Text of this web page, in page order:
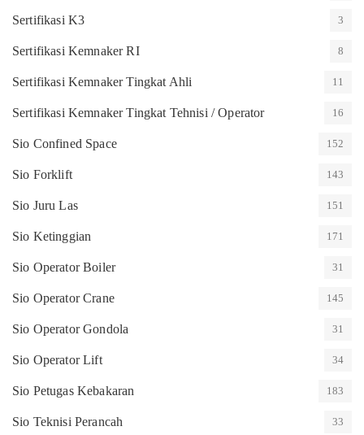
Sertifikasi K3 3
Sertifikasi Kemnaker RI 8
Sertifikasi Kemnaker Tingkat Ahli 11
Sertifikasi Kemnaker Tingkat Tehnisi / Operator 16
Sio Confined Space 152
Sio Forklift 143
Sio Juru Las 151
Sio Ketinggian 171
Sio Operator Boiler 31
Sio Operator Crane 145
Sio Operator Gondola 31
Sio Operator Lift 34
Sio Petugas Kebakaran 183
Sio Teknisi Perancah 33